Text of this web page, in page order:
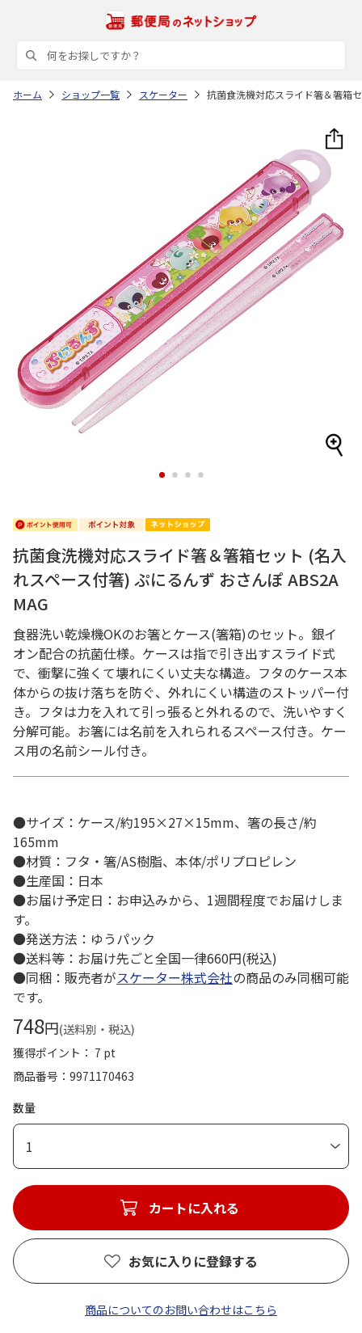
ホーム ショップ一覧 スケーター 抗菌食洗機対応スライド箸＆箸箱
1 2 3 4
抗菌食洗機対応スライド箸＆箸箱セット (名入
れスペース付箸) ぷにるんず おさんぽ ABS2A
MAG
食器洗い乾燥機OKのお箸とケース(箸箱)のセット。銀イ
オン配合の抗菌仕様。ケースは指で引き出すスライド式
で、衝撃に強くて壊れにくい丈夫な構造。フタのケース本
体からの抜け落ちを防ぐ、外れにくい構造のストッパー付
き。フタは力を入れて引っ張ると外れるので、洗いやすく
分解可能。お箸には名前を入れられるスペース付き。ケー
ス用の名前シール付き。
●サイズ：ケース/約195×27×15mm、箸の長さ/約
165mm
●材質：フタ・箸/AS樹脂、本体/ポリプロピレン
●生産国：日本
●お届け予定日：お申込みから、1週間程度でお届けしま
す。
●発送方法：ゆうパック
●送料等：お届け先ごと全国一律660円(税込)
●同梱：販売者がスケーター株式会社の商品のみ同梱可能
です。
748円(送料別・税込)
獲得ポイント： 7 pt
商品番号
9971170463
数量
1
カートに入れる
お気に入りに登録する
商品についてのお問い合わせはこちら